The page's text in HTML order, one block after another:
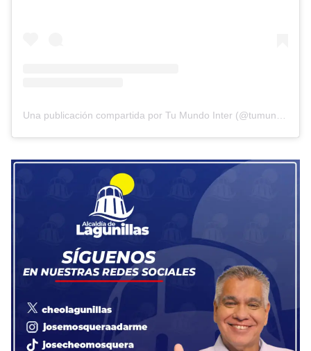
Una publicación compartida por Tu Mundo Inter (@tumundointer)